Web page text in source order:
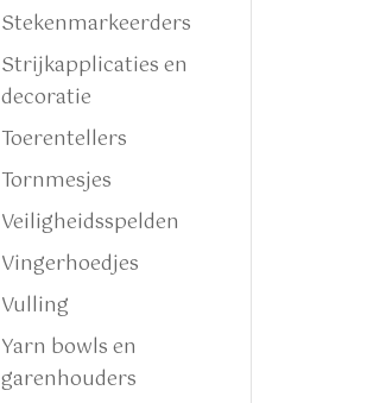
Stekenmarkeerders
Strijkapplicaties en
decoratie
Toerentellers
Tornmesjes
Veiligheidsspelden
Vingerhoedjes
Vulling
Yarn bowls en
garenhouders